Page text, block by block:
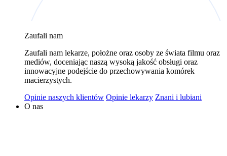
wykorzystywaniem plików cookies w powyższych celach
siedzibą w Warszawie. Niezależnymi administratorami
danych mogą być także nasi partnerzy. Informacje na
temat wykorzystywanych plików cookies i przetwarzania
danych osobowych, w tym o przysługujących prawach,
znajduje się wPolityce Prywatności
Zaufali nam
Zaufali nam lekarze, położne oraz osoby ze świata filmu oraz
mediów, doceniając naszą wysoką jakość obsługi oraz
innowacyjne podejście do przechowywania komórek
macierzystych.
Opinie naszych klientów Opinie lekarzy Znani i lubiani
O nas